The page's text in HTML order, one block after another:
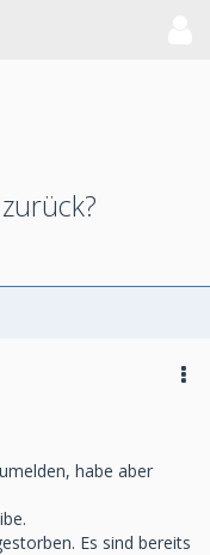
habe aber
Es sind bereits